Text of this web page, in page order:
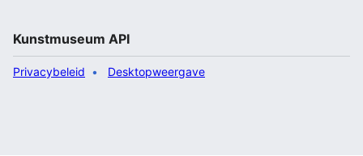
Kunstmuseum API
Privacybeleid Desktopweergave